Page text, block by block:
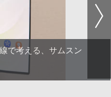
で考える、サムスン